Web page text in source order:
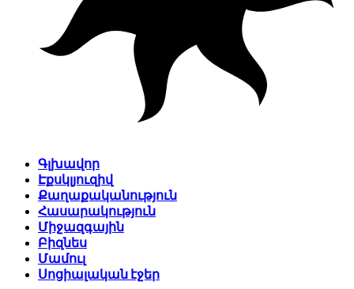
Գլխավոր
Էքսկլյուզիվ
Քաղաքականություն
Հասարակություն
Միջազգային
Բիզնես
Մամուլ
Սոցիալական էջեր